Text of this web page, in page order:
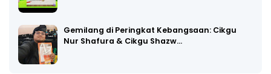
Gemilang di Peringkat Kebangsaan: Cikgu
Nur Shafura & Cikgu Shazw…